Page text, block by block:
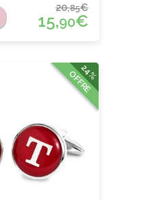
20,85€
15,90€
24%
OFFRE